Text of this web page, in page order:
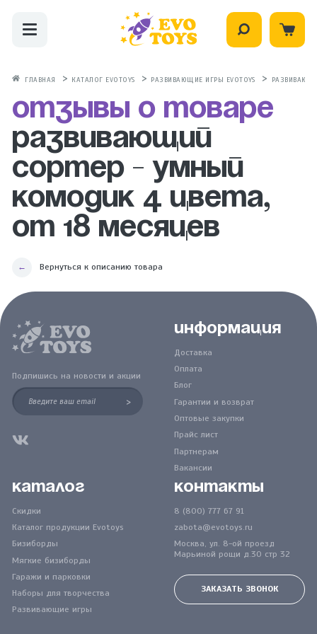
ГЛАВНАЯ КАТАЛОГ EVOTOYS РАЗВИВАЮЩИЕ ИГРЫ EVOTOYS
Отзывы о товаре
Развивающий
сортер - Умный
комодик 4 цвета,
от 18 месяцев
Вернуться к описанию товара
Подпишись на новости и акции
>
Информация
Доставка
Оплата
Блог
Гарантии и возврат
Оптовые закупки
Прайс лист
Партнерам
Вакансии
Каталог
Скидки
Каталог продукции Evotoys
Бизиборды
Мягкие бизиборды
Гаражи и парковки
Наборы для творчества
Развивающие игры
Контакты
8 (800) 777 67 91
zabota@evotoys.ru
Москва, ул. 8-ой проезд
Марьиной рощи д.30 стр 32
ЗАКАЗАТЬ ЗВОНОК